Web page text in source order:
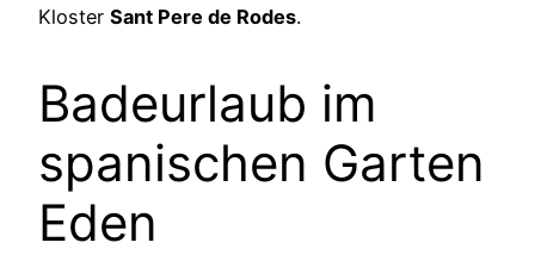
Kloster Sant Pere de Rodes.
Badeurlaub im
spanischen Garten
Eden